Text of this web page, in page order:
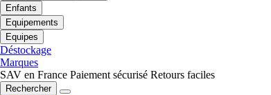
Enfants
Equipements
Equipes
Déstockage
Marques
SAV en France Paiement sécurisé Retours faciles
Rechercher